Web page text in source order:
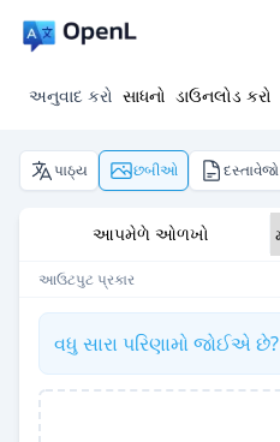
અનુવાદ કરો સાધનો ડાઉનલોડ કરો
પાઠ્ય છબીઓ દસ્તાવેજો
આપમેળે ઓળખો
આઉટપુટ પ્રકાર
વધુ સારા પરિણામો જોઈએ છે?